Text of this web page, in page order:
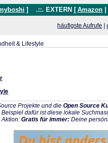
] .::. EXTERN [ Amazon
häufigste Aufrufe
& Lifestyle
Projekte und die Open Source
dafür ist diese lokale
Gratis für immer: Deine